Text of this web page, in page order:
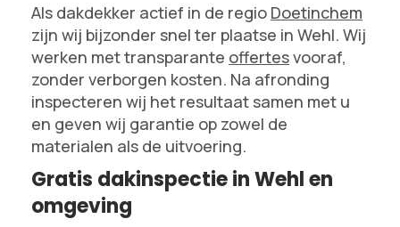
Als dakdekker actief in de regio Doetinchem
zijn wij bijzonder snel ter plaatse in Wehl. Wij
werken met transparante offertesvooraf,
zonder verborgen kosten. Na afronding
inspecteren wij het resultaat samen met u
en geven wij garantie op zowel de
materialen als de uitvoering.
Gratis dakinspectie in Wehl en
omgeving